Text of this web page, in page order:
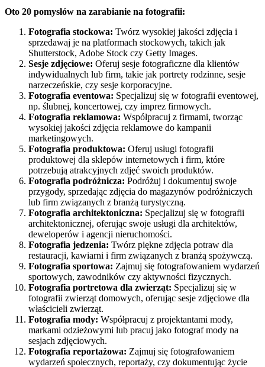
Oto 20 pomysłów na zarabianie na fotografii:
Fotografia stockowa: Twórz wysokiej jakości zdjęcia i
sprzedawaj je na platformach stockowych, takich jak
Shutterstock, Adobe Stock czy Getty Images.
Sesje zdjęciowe: Oferuj sesje fotograficzne dla klientów
indywidualnych lub firm, takie jak portrety rodzinne, sesje
narzeczeńskie, czy sesje korporacyjne.
Fotografia eventowa: Specjalizuj się w fotografii eventowej,
np. ślubnej, koncertowej, czy imprez firmowych.
Fotografia reklamowa: Współpracuj z firmami, tworząc
wysokiej jakości zdjęcia reklamowe do kampanii
marketingowych.
Fotografia produktowa: Oferuj usługi fotografii
produktowej dla sklepów internetowych i firm, które
potrzebują atrakcyjnych zdjęć swoich produktów.
Fotografia podróżnicza: Podróżuj i dokumentuj swoje
przygody, sprzedając zdjęcia do magazynów podróżniczych
lub firm związanych z branżą turystyczną.
Fotografia architektoniczna: Specjalizuj się w fotografii
architektonicznej, oferując swoje usługi dla architektów,
deweloperów i agencji nieruchomości.
Fotografia jedzenia: Twórz piękne zdjęcia potraw dla
restauracji, kawiarni i firm związanych z branżą spożywczą.
Fotografia sportowa: Zajmuj się fotografowaniem wydarzeń
sportowych, zawodników czy aktywności fizycznych.
Fotografia portretowa dla zwierząt: Specjalizuj się w
fotografii zwierząt domowych, oferując sesje zdjęciowe dla
właścicieli zwierząt.
Fotografia mody: Współpracuj z projektantami mody,
markami odzieżowymi lub pracuj jako fotograf mody na
sesjach zdjęciowych.
Fotografia reportażowa: Zajmuj się fotografowaniem
wydarzeń społecznych, reportaży, czy dokumentując życie